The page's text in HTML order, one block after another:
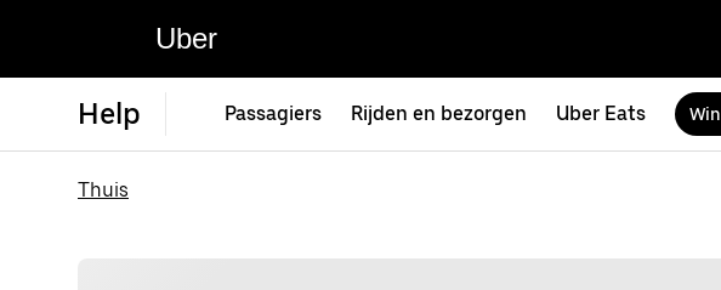
Uber
Help Passagiers Rijden en bezorgen Uber Eats
Thuis